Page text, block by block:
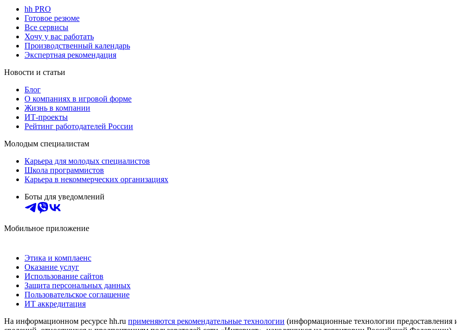
hh PRO
Готовое резюме
Все сервисы
Хочу у вас работать
Производственный календарь
Экспертная рекомендация
Новости и статьи
Блог
О компаниях в игровой форме
Жизнь в компании
ИТ-проекты
Рейтинг работодателей России
Молодым специалистам
Карьера для молодых специалистов
Школа программистов
Карьера в некоммерческих организациях
Боты для уведомлений
Мобильное приложение
Этика и комплаенс
Оказание услуг
Использование сайтов
Защита персональных данных
Пользовательское соглашение
ИТ аккредитация
На информационном ресурсе hh.ru применяются рекомендательные технологии (информационные технологии предоставления